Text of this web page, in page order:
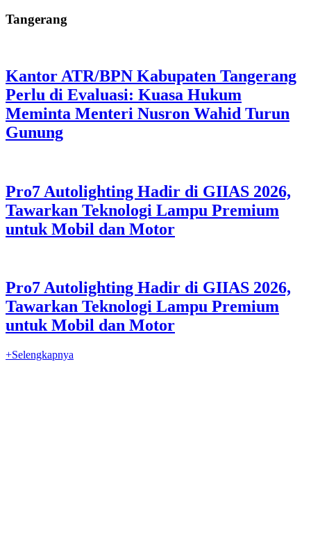
Tangerang
Kantor ATR/BPN Kabupaten Tangerang
Perlu di Evaluasi: Kuasa Hukum
Meminta Menteri Nusron Wahid Turun
Gunung
Pro7 Autolighting Hadir di GIIAS 2026,
Tawarkan Teknologi Lampu Premium
untuk Mobil dan Motor
Pro7 Autolighting Hadir di GIIAS 2026,
Tawarkan Teknologi Lampu Premium
untuk Mobil dan Motor
+Selengkapnya